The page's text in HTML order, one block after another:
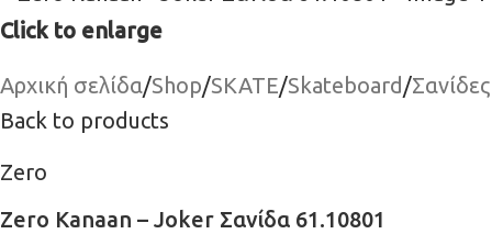
Click to enlarge
Αρχική σελίδα/Shop/SKATE/Skateboard/Σανίδες
Back to products
Zero
Zero Kanaan – Joker Σανίδα 61.10801